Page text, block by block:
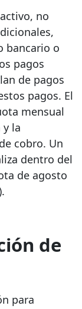
no
bancario o
pagos
de pagos
pagos. El
mensual
la
cobro. Un
dentro del
de agosto
de
para